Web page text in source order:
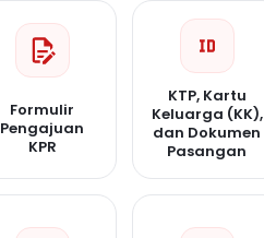
Formulir
Pengajuan
KPR
KTP, Kartu
Keluarga (KK),
dan Dokumen
Pasangan